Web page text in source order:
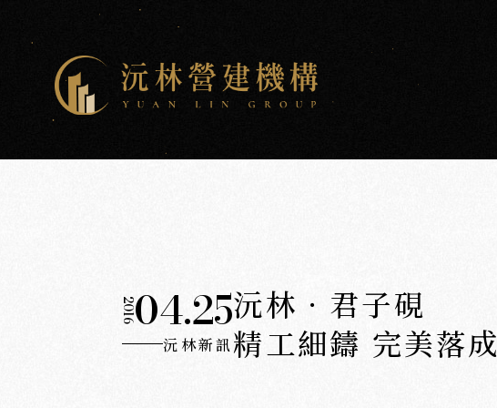
201604.25
沅林新訊
沅林．君子硯
精工細鑄 完美落成